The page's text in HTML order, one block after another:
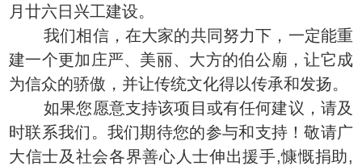
月廿六日兴工建设。
我们相信，在大家的共同努力下，一定能重
建一个更加庄严、美丽、大方的伯公廟，让它成
为信众的骄傲，并让传统文化得以传承和发扬。
如果您愿意支持该项目或有任何建议，请及
时联系我们。我们期待您的参与和支持！敬请广
大信士及社会各界善心人士伸出援手,慷慨捐助,